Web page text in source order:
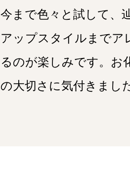
今まで色々と試して、
アップスタイルまでア
るのが楽しみです。お
の大切さに気付きまし